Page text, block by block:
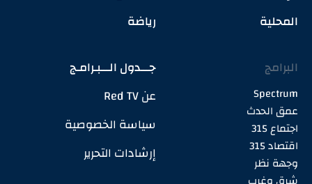
المحلية
رياضة
البرامج
Spectrum
عمق الحدث
اجتماع 315
اقتصاد 315
وجهة نظر
جـــدول الـــبـرامـج
عن Red TV
سياسة الخصوصية
إرشادات التحرير